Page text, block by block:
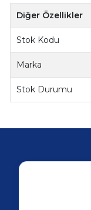
Diğer Özellikler
Stok Kodu
Marka
Stok Durumu